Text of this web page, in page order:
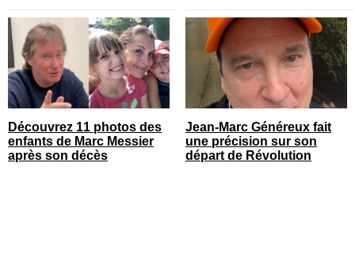
Découvrez 11 photos des
enfants de Marc Messier
après son décès
Jean-Marc Généreux fait
une précision sur son
départ de Révolution